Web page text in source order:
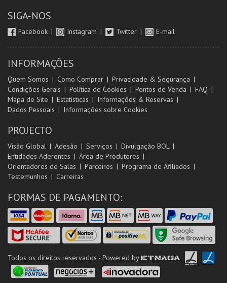
SIGA-NOS
Facebook Instagram Twitter E-mail
INFORMAÇÕES
Quem Somos Como Comprar
Privacidade & Segurança
Condições Gerais
Política de Cookies Pontos de Venda
FAQ
Mapa de Site
Estatísticas
Informações & Reservas
Dados Pessoais
Informações sobre Cookies
PROJECTO
Visão Global Adesão Serviços
Divulgação BOL
Entidades Aderentes
Área de Produtores
Orientadores de Salas
Parceiros
Programa de Afiliados
Testemunhos
Carreiras
FORMAS DE PAGAMENTO:
Todos os direitos reservados - Powered by ETNAGA